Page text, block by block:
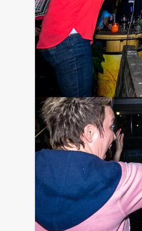
Handige tip:
Niet telkens uw knip
persoon per uur (excl.
onbeperkt kunt
niet voor verrassingen te